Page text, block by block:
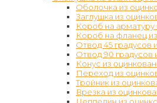
Оболочка из
Заглушка из
Короб на арматуру
Короб на фланец
Отвод 45 градусов
Отвод 90 градусов
Конус из
Переход из
Тройник из
Врезка из